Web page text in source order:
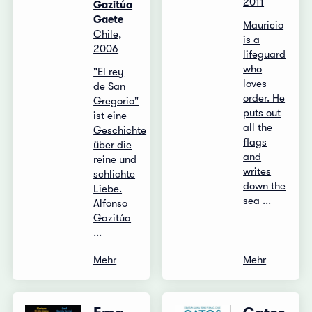
Gazitúa
Gaete
Chile,
2006
"El rey
de San
Gregorio"
ist eine
Geschichte
über die
reine und
schlichte
Liebe.
Alfonso
Gazitúa
...
Mehr
Mauricio
is a
lifeguard
who
loves
order. He
puts out
all the
flags
and
writes
down the
sea ...
Mehr